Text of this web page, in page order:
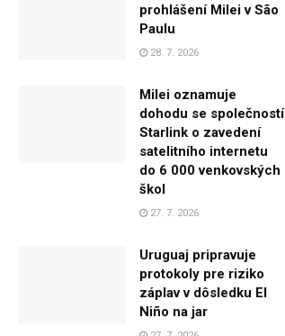
prohlášení Milei v São
Paulu
28. 7. 2026
Milei oznamuje
dohodu se společností
Starlink o zavedení
satelitního internetu
do 6 000 venkovských
škol
27. 7. 2026
Uruguaj pripravuje
protokoly pre riziko
záplav v dôsledku El
Niño na jar